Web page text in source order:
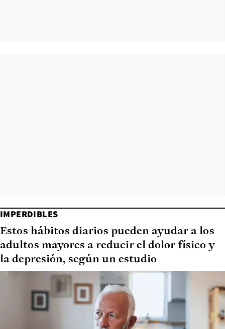
IMPERDIBLES
Estos hábitos diarios pueden ayudar a los
adultos mayores a reducir el dolor físico y
la depresión, según un estudio